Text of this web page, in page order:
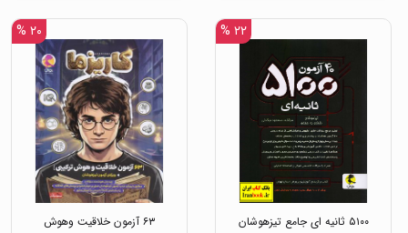
۲۲ %
۵۱۰۰ ثانیه ای جامع تیزهوشان
۲۰ %
۶۳ آزمون خلاقیت وهوش